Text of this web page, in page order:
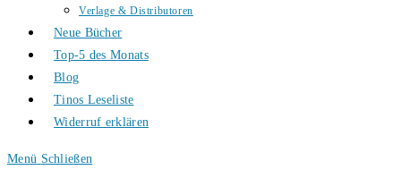
Verlage & Distributoren
Neue Bücher
Top-5 des Monats
Blog
Tinos Leseliste
Widerruf erklären
Menü Schließen